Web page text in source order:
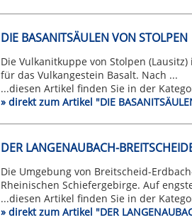
DIE BASANITSÄULEN VON STOLPEN
Die Vulkanitkuppe von Stolpen
für das Vulkangestein Basalt. Nach ...
...diesen Artikel finden Sie in der
» direkt zum Artikel "DIE
DER LANGENAUBACH-
Die Umgebung von Breitscheid-
Rheinischen Schiefergebirge. Auf
...diesen Artikel finden Sie in der
» direkt zum Artikel "DER